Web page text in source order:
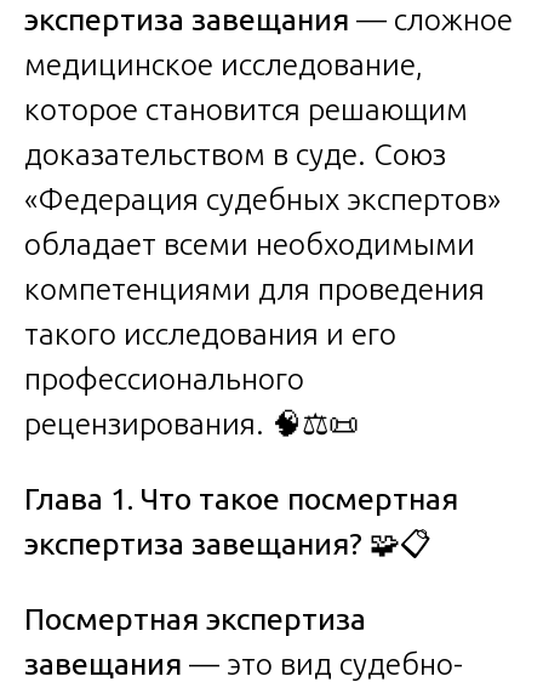
экспертиза завещания — сложное
медицинское исследование,
которое становится решающим
доказательством в суде. Союз
«Федерация судебных экспертов»
обладает всеми необходимыми
компетенциями для проведения
такого исследования и его
профессионального
рецензирования. 🧠⚖️📜
Глава 1. Что такое посмертная
экспертиза завещания? 🧩📋
Посмертная экспертиза
завещания — это вид судебно-